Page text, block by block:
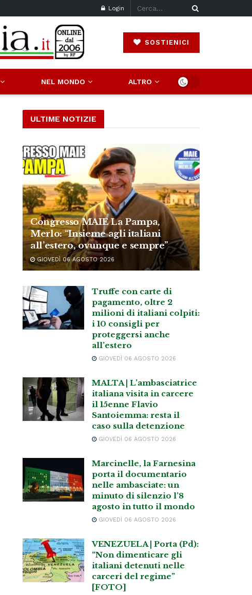
Login
SOSTIENICI
NEL MONDO ALTRO
ULTIME NOTIZIE
Congresso MAIE La Pampa,
Merlo: “Insieme agli italiani
all’estero, ovunque e sempre”
GIOVEDÌ 06 AGOSTO 2026
Truffe con carte di
pagamento, oltre 2
milioni di italiani colpiti:
i 10 consigli per
proteggersi anche
all’estero
GIOVEDÌ 06 AGOSTO 2026
MALTA | L’ambasciatrice
italiana visita in carcere
il 15enne Flavio
Santoiemma: resta il
caso sulla detenzione
GIOVEDÌ 06 AGOSTO 2026
Marcinelle, la Farnesina
porta il documentario
nelle ambasciate: un
minuto di silenzio l’8
agosto in tutto il mondo
GIOVEDÌ 06 AGOSTO 2026
VENEZUELA | Porta (Pd):
“Non dimenticare gli
italiani detenuti nelle
carceri del regime”
[FOTO]